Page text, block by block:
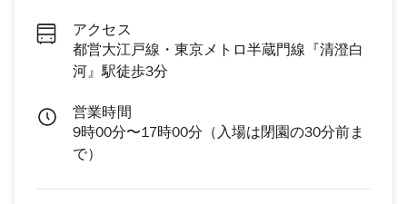
アクセス
都営大江戸線・東京メトロ半蔵門線『清澄白
河』駅徒歩3分
営業時間
9時00分〜17時00分（入場は閉園の30分前ま
で）